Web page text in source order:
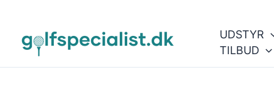
indholdet
UDSTYR
TILBUD